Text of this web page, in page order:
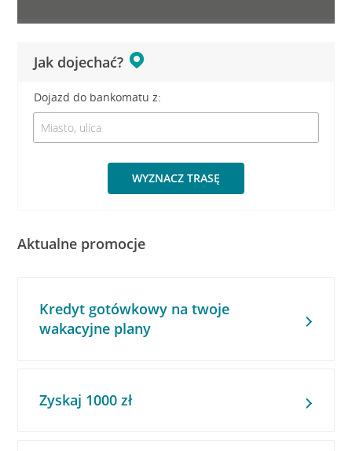
Jak dojechać?
Dojazd do bankomatu z:
WYZNACZ TRASĘ
Aktualne promocje
Kredyt gotówkowy na twoje
wakacyjne plany
Zyskaj 1000 zł